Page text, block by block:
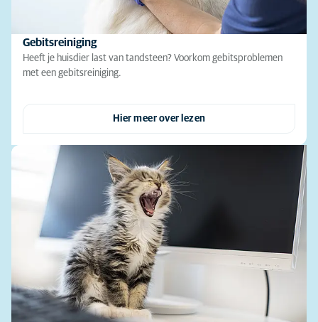
Gebitsreiniging
Heeft je huisdier last van tandsteen? Voorkom gebitsproblemen
met een gebitsreiniging.
Hier meer over lezen